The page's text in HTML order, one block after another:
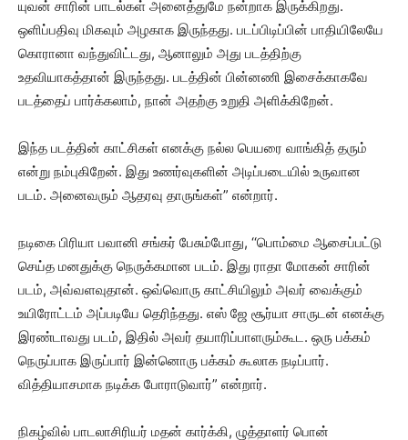
யுவன் சாரின் பாடல்கள் அனைத்துமே நன்றாக இருக்கிறது.
ஒளிப்பதிவு மிகவும் அழகாக இருந்தது. படப்பிடிப்பின் பாதியிலேயே
கொரானா வந்துவிட்டது, ஆனாலும் அது படத்திற்கு
உதவியாகத்தான் இருந்தது. படத்தின் பின்னணி இசைக்காகவே
படத்தைப் பார்க்கலாம், நான் அதற்கு உறுதி அளிக்கிறேன்.
இந்த படத்தின் காட்சிகள் எனக்கு நல்ல பெயரை வாங்கித் தரும்
என்று நம்புகிறேன். இது உணர்வுகளின் அடிப்படையில் உருவான
படம். அனைவரும் ஆதரவு தாருங்கள்” என்றார்.
நடிகை பிரியா பவானி சங்கர் பேசும்போது, ‘‘பொம்மை ஆசைப்பட்டு
செய்த மனதுக்கு நெருக்கமான படம். இது ராதா மோகன் சாரின்
படம், அவ்வளவுதான். ஒவ்வொரு காட்சியிலும் அவர் வைக்கும்
உயிரோட்டம் அப்படியே தெரிந்தது. எஸ் ஜே சூர்யா சாருடன் எனக்கு
இரண்டாவது படம், இதில் அவர் தயாரிப்பாளரும்கூட. ஒரு பக்கம்
நெருப்பாக இருப்பார் இன்னொரு பக்கம் கூலாக நடிப்பார்.
வித்தியாசமாக நடிக்க போராடுவார்” என்றார்.
நிகழ்வில் பாடலாசிரியர் மதன் கார்க்கி, ழுத்தாளர் பொன்